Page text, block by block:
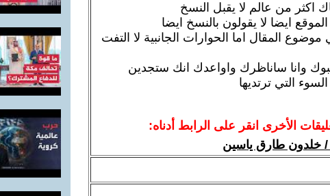
اكثر من عالم لا يقبل النسخ
ايضا لا يقولون بالنسخ ايضا
المقال اما الحوارات الجانبية لا التفت
وانا ساناظرك واواعدك انك ستجدين
التي ترتديها
الأخرى انقر على الرابط أدناه:
/ خلدون طارق ياسين